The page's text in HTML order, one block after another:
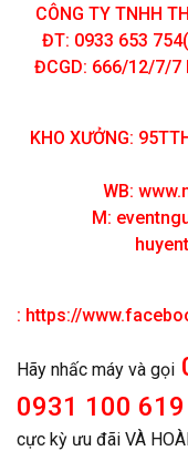
CÔNG TY TNHH
ĐT: 0933 653
ĐCGD: 666/12/7/7
KHO XƯỞNG:
WB:
M:
: https://
Hãy nhấc máy và gọi
0931 100 619
cực kỳ ưu đãi VÀ